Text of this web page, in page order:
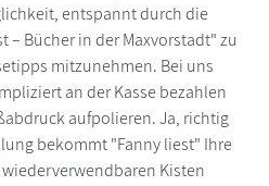
entspannt durch die
– Bücher in der Maxvorstadt" zu
mitzunehmen. Bei uns
an der Kasse bezahlen
aufpolieren. Ja, richtig
bekommt "Fanny liest" Ihre
Kisten